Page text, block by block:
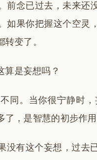
前念已过去，未来还
如果你把握这个空灵
变了。
算是妄想吗？
同。当你很宁静时
，是智慧的初步作
没有这个妄想，过去